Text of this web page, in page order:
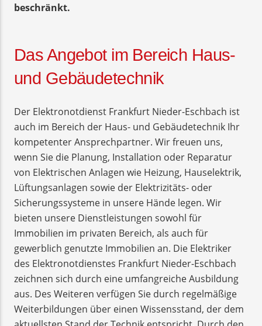
beschränkt.
Das Angebot im Bereich Haus-
und Gebäudetechnik
Der Elektronotdienst Frankfurt Nieder-Eschbach ist
auch im Bereich der Haus- und Gebäudetechnik Ihr
kompetenter Ansprechpartner. Wir freuen uns,
wenn Sie die Planung, Installation oder Reparatur
von Elektrischen Anlagen wie Heizung, Hauselektrik,
Lüftungsanlagen sowie der Elektrizitäts- oder
Sicherungssysteme in unsere Hände legen. Wir
bieten unsere Dienstleistungen sowohl für
Immobilien im privaten Bereich, als auch für
gewerblich genutzte Immobilien an. Die Elektriker
des Elektronotdienstes Frankfurt Nieder-Eschbach
zeichnen sich durch eine umfangreiche Ausbildung
aus. Des Weiteren verfügen Sie durch regelmäßige
Weiterbildungen über einen Wissensstand, der dem